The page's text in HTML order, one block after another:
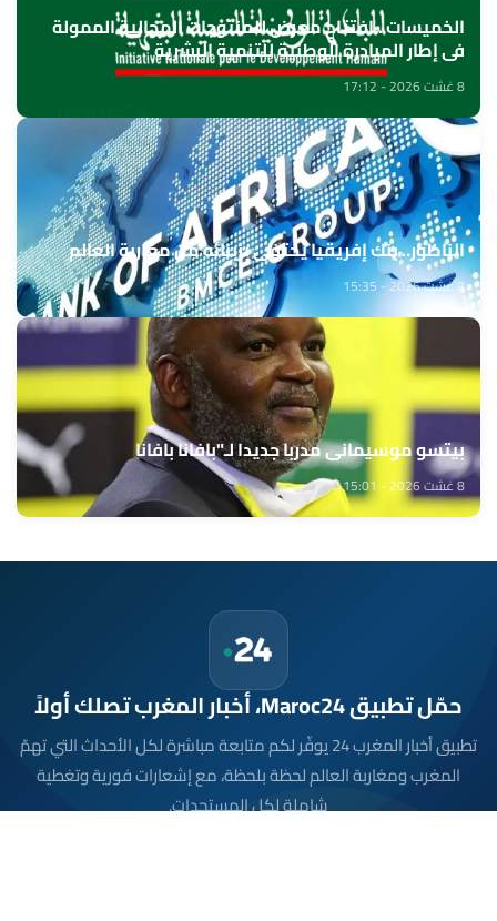
الخميسات ..افتتاح معرض للمنتوجات المجالية الممولة
في إطار المبادرة الوطنية للتنمية البشرية
8 غشت 2026 - 17:12
الناظور.. بنك إفريقيا يحتفي بزبنائه من مغاربة العالم
8 غشت 2026 - 15:35
بيتسو موسيماني مدربا جديدا لـ"بافانا بافانا
8 غشت 2026 - 15:01
حمّل تطبيق Maroc24، أخبار المغرب تصلك أولاً
تطبيق أخبار المغرب 24 يوفّر لكم متابعة مباشرة لكل الأحداث التي تهمّ
المغرب ومغاربة العالم لحظة بلحظة، مع إشعارات فورية وتغطية
شاملة لكل المستجدات.